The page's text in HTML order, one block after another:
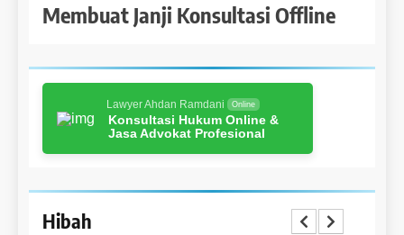
Membuat Janji Konsultasi Offline
Lawyer Ahdan Ramdani Online
Konsultasi Hukum Online &
Jasa Advokat Profesional
Hibah